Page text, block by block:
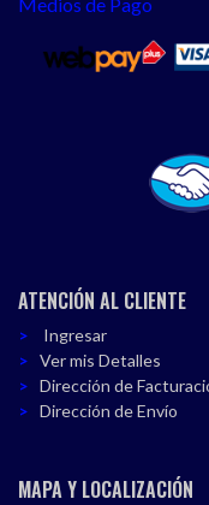
ATENCIÓN AL CLIENTE
Ingresar
Ver mis Detalles
Dirección de
Dirección de Envío
MAPA Y LOCALIZACIÓN